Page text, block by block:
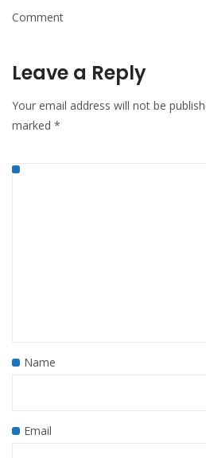
Comment
Leave a Reply
Your email address will not be
marked *
Name
Email